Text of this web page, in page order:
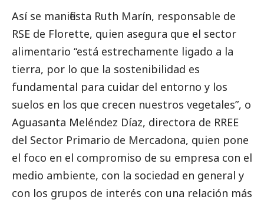
Así se manifiesta Ruth Marín, responsable de
RSE de Florette, quien asegura que el sector
alimentario “está estrechamente ligado a la
tierra, por lo que la sostenibilidad es
fundamental para cuidar del entorno y los
suelos en los que crecen nuestros vegetales”, o
Aguasanta Meléndez Díaz, directora de RREE
del Sector Primario de Mercadona, quien pone
el foco en el compromiso de su empresa con el
medio ambiente, con la sociedad en general y
con los grupos de interés con una relación más